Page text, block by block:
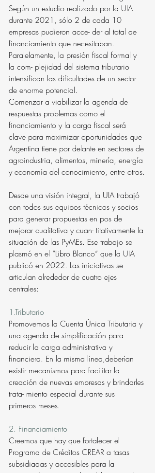
Según un estudio realizado por la UIA
durante 2021, sólo 2 de cada 10
empresas pudieron acce- der al total de
financiamiento que necesitaban.
Paralelamente, la presión fiscal formal y
la com- plejidad del sistema tributario
intensifican las dificultades de un sector
de enorme potencial.
Comenzar a viabilizar la agenda de
respuestas problemas como el
financiamiento y la carga fiscal será
clave para maximizar oportunidades que
Argentina tiene por delante en sectores de
agroindustria, alimentos, minería, energía
y economía del conocimiento, entre otros.
Desde una visión integral, la UIA trabajó
con todos sus equipos técnicos y socios
para generar propuestas en pos de
mejorar cualitativa y cuan- titativamente la
situación de las PyMEs. Ese trabajo se
plasmó en el “Libro Blanco” que la UIA
publicó en 2022. Las iniciativas se
articulan alrededor de cuatro ejes
centrales:
1.Tributario
Promovemos la Cuenta Única Tributaria y
una agenda de simplificación para
reducir la carga administrativa y
financiera. En la misma línea,deberían
existir mecanismos para facilitar la
creación de nuevas empresas y brindarles
trata- miento especial durante sus
primeros meses.
2. Financiamiento
Creemos que hay que fortalecer el
Programa de Créditos CREAR a tasas
subsidiadas y accesibles para la